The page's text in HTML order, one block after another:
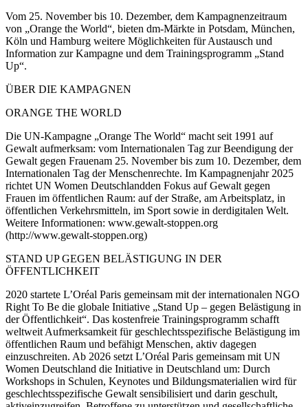
Vom 25. November bis 10. Dezember, dem Kampagnenzeitraum
von „Orange the World“, bieten dm-Märkte in Potsdam, München,
Köln und Hamburg weitere Möglichkeiten für Austausch und
Information zur Kampagne und dem Trainingsprogramm „Stand
Up“.
ÜBER DIE KAMPAGNEN
ORANGE THE WORLD
Die UN-Kampagne „Orange The World“ macht seit 1991 auf
Gewalt aufmerksam: vom Internationalen Tag zur Beendigung der
Gewalt gegen Frauenam 25. November bis zum 10. Dezember, dem
Internationalen Tag der Menschenrechte. Im Kampagnenjahr 2025
richtet UN Women Deutschlandden Fokus auf Gewalt gegen
Frauen im öffentlichen Raum: auf der Straße, am Arbeitsplatz, in
öffentlichen Verkehrsmitteln, im Sport sowie in derdigitalen Welt.
Weitere Informationen: www.gewalt-stoppen.org
(http://www.gewalt-stoppen.org)
STAND UP GEGEN BELÄSTIGUNG IN DER
ÖFFENTLICHKEIT
2020 startete L’Oréal Paris gemeinsam mit der internationalen NGO
Right To Be die globale Initiative „Stand Up – gegen Belästigung in
der Öffentlichkeit“. Das kostenfreie Trainingsprogramm schafft
weltweit Aufmerksamkeit für geschlechtsspezifische Belästigung im
öffentlichen Raum und befähigt Menschen, aktiv dagegen
einzuschreiten. Ab 2026 setzt L’Oréal Paris gemeinsam mit UN
Women Deutschland die Initiative in Deutschland um: Durch
Workshops in Schulen, Keynotes und Bildungsmaterialien wird für
geschlechtsspezifische Gewalt sensibilisiert und darin geschult,